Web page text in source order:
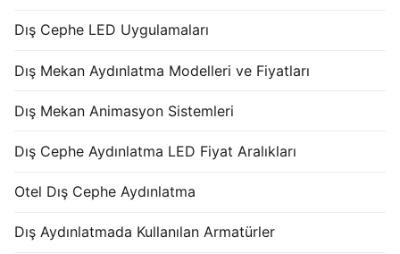
Dış Cephe LED Uygulamaları
Dış Mekan Aydınlatma Modelleri ve Fiyatları
Dış Mekan Animasyon Sistemleri
Dış Cephe Aydınlatma LED Fiyat Aralıkları
Otel Dış Cephe Aydınlatma
Dış Aydınlatmada Kullanılan Armatürler